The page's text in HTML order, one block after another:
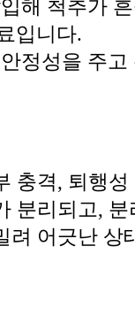
해 척추가
입니다.
정성을 주
충격, 퇴행
분리되고,
려 어긋난 상